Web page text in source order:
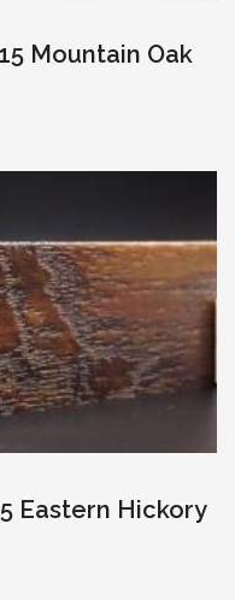
Mountain Oak
Eastern Hickory